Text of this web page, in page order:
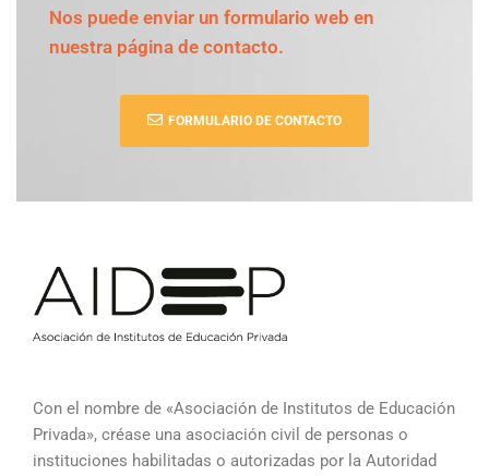
Nos puede enviar un formulario web en
nuestra página de contacto.
FORMULARIO DE CONTACTO
Con el nombre de «Asociación de Institutos de Educación
Privada», créase una asociación civil de personas o
instituciones habilitadas o autorizadas por la Autoridad